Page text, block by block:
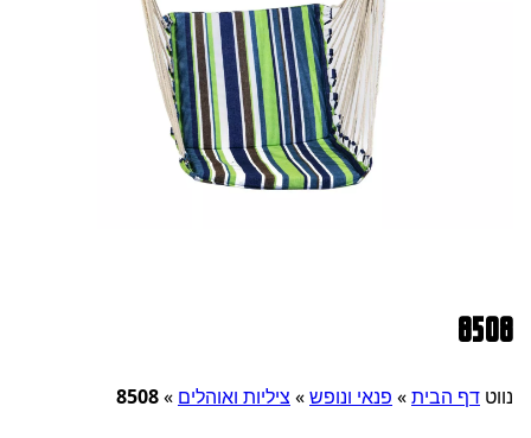
8508
נווט דף הבית» פנאי ונופש» ציליות ואוהלים »
8508